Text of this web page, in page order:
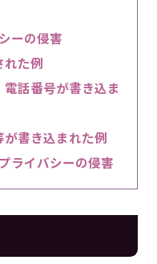
ーの侵害
れた例
話番号が書き込ま
書き込まれた例
ライバシーの侵害